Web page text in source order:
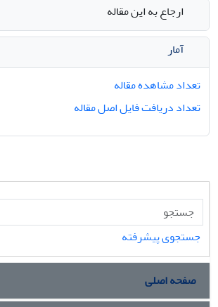
ارجاع به این مقاله
آمار
تعداد مشاهده مقاله
تعداد دریافت فایل اصل مقاله
جستجوی پیشرفته
صفحه اصلی